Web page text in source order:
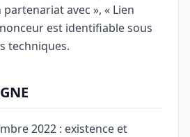
partenariat avec », « Lien
est identifiable sous
techniques.
2022 : existence et